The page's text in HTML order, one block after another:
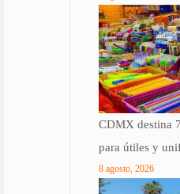
CDMX destina
para útiles y
8 agosto, 2026